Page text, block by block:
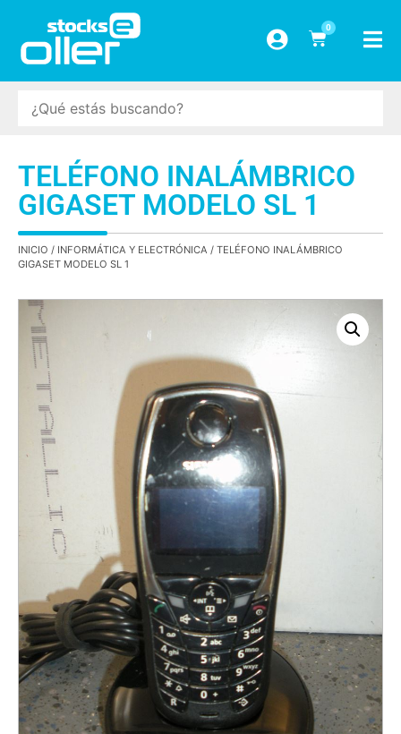
0
TELÉFONO INALÁMBRICO
GIGASET MODELO SL 1
INICIO / INFORMÁTICA Y ELECTRÓNICA / TELÉFONO INALÁMBRICO
GIGASET MODELO SL 1